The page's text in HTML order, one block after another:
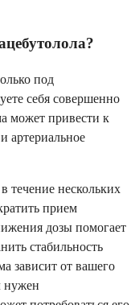
под
себя совершенно
может привести к
артериальное
течение нескольких
прием
дозы помогает
стабильность
зависит от вашего
нужен